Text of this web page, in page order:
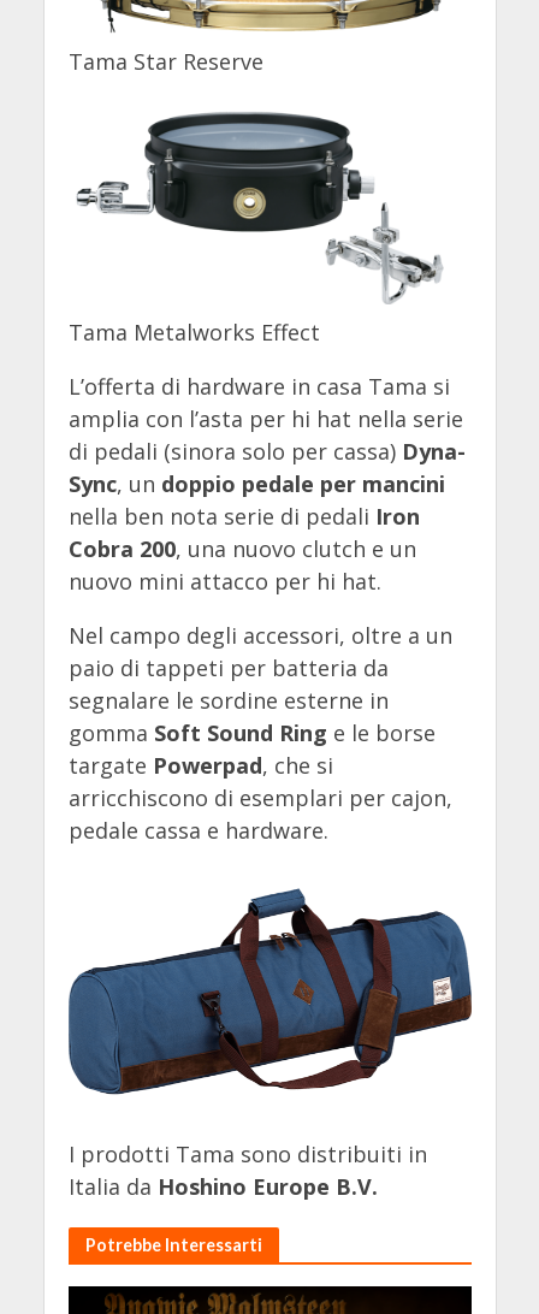
Tama Star Reserve
Tama Metalworks Effect
L’offerta di hardware in casa Tama si
amplia con l’asta per hi hat nella serie
di pedali (sinora solo per cassa) Dyna-
Sync, un doppio pedale per mancini
nella ben nota serie di pedali Iron
Cobra 200, una nuovo clutch e un
nuovo mini attacco per hi hat.
Nel campo degli accessori, oltre a un
paio di tappeti per batteria da
segnalare le sordine esterne in
gomma Soft Sound Ring e le borse
targate Powerpad, che si
arricchiscono di esemplari per cajon,
pedale cassa e hardware.
I prodotti Tama sono distribuiti in
Italia da Hoshino Europe B.V.
Potrebbe Interessarti